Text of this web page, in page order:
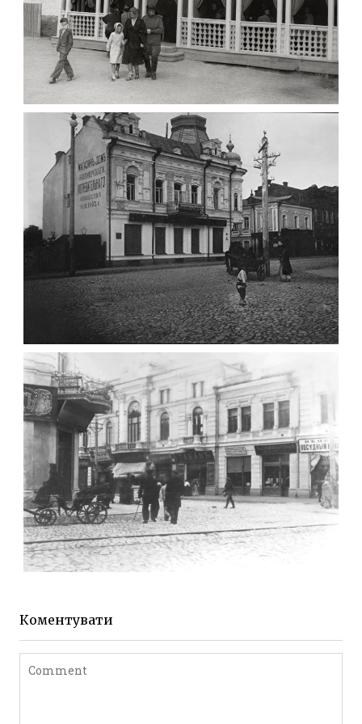
ПАВІЛЬЙОН МОРОЗИВА ЖИТОМИР 1947
Фото Житомир (1945-
1960)
Leave a comment
ФОТО ЖИТОМИРА 1905 ВУЛ.
МИХАЙЛІВСЬКА-СКОРУЛЬСЬКОГО
Фото Житомира період
до 1917 року
Leave a comment
ЖИТОМИР МИХАЙЛІВСЬКА 1903 РОКУ
Коментувати